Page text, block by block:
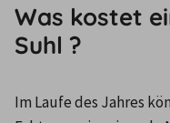
Was kostet
Suhl ?
Im Laufe des Jahres